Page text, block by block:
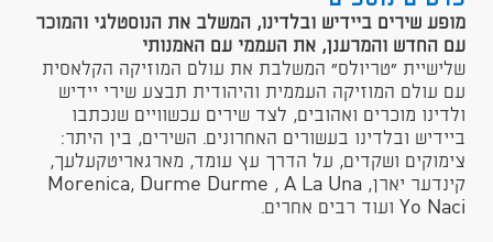
​מופע שירים ביידיש ובלדינו, המשלב את הנוסטלגי והמוכר
עם החדש והמרענן, את העממי עם האמנותי
שלישיית "טריולס" המשלבת את עולם המוזיקה הקלאסית
עם עולם המוזיקה העממית והיהודית תבצע שירי יידיש
ולדינו מוכרים ואהובים, לצד שירים עכשוויים שנכתבו
ביידיש ובלדינו בעשורים האחרונים. השירים, בין היתר:
צימוקים ושקדים, על הדרך עץ עומד, מארגאריטקעלעך,
קינדער יארן, Morenica, Durme Durme , A La Una
Yo Naci ועוד רבים אחרים.